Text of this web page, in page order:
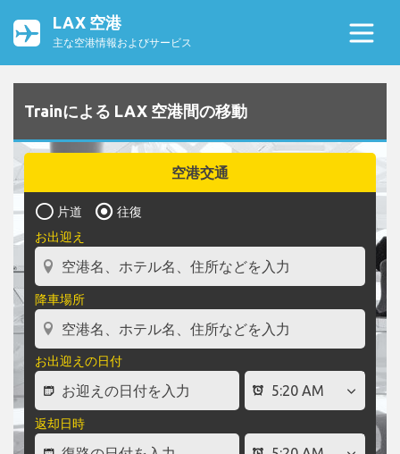
LAX 空港
主な空港情報およびサービス
Trainによる LAX 空港間の移動
空港交通
片道
往復
お出迎え
降車場所
お出迎えの日付
返却日時